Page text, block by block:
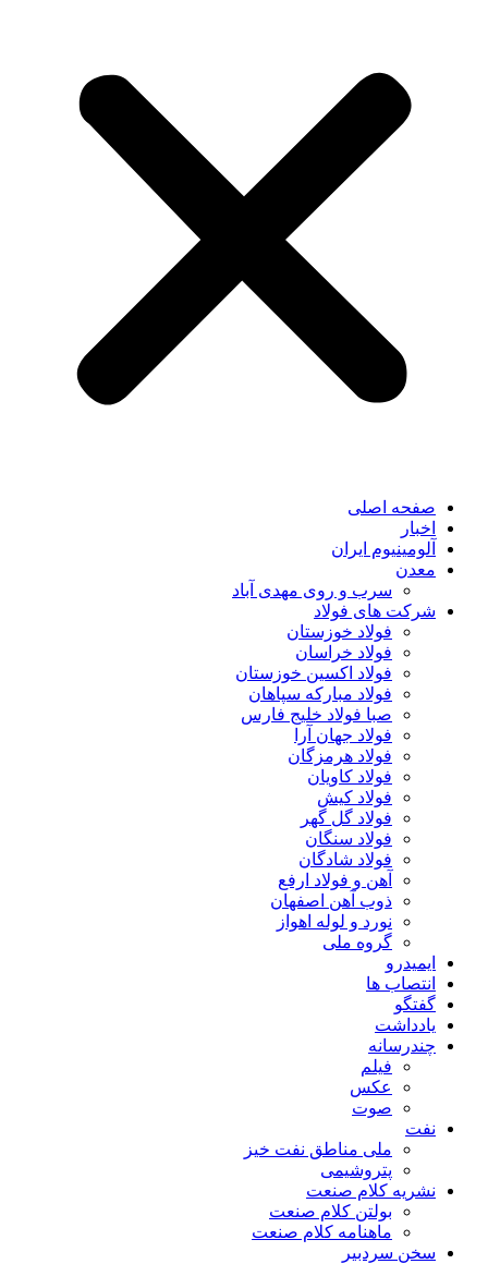
صفحه اصلی
اخبار
آلومینیوم ایران
معدن
سرب و روی مهدی آباد
شرکت های فولاد
فولاد خوزستان
فولاد خراسان
فولاد اکسین خوزستان
فولاد مبارکه سپاهان
صبا فولاد خلیج فارس
فولاد جهان آرا
فولاد هرمزگان
فولاد کاویان
فولاد کیش
فولاد گل گهر
فولاد سنگان
فولاد شادگان
آهن و فولاد ارفع
ذوب آهن اصفهان
نورد و لوله اهواز
گروه ملی
ایمیدرو
انتصاب ها
گفتگو
یادداشت
چندرسانه
فیلم
عکس
صوت
نفت
ملی مناطق نفت خیز
پتروشیمی
نشریه کلام صنعت
بولتن کلام صنعت
ماهنامه کلام صنعت
سخن سردبیر